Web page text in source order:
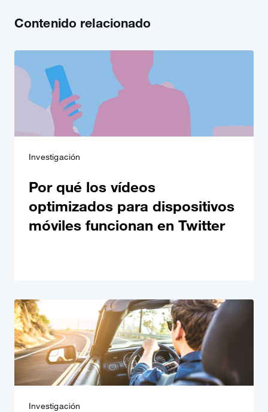
Contenido relacionado
Investigación
Por qué los vídeos
optimizados para dispositivos
móviles funcionan en Twitter
Investigación